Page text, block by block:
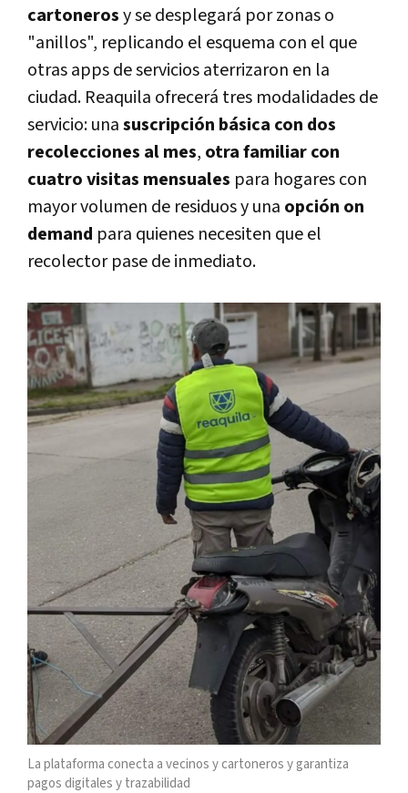
cartonerosy se desplegará por zonas o
"anillos", replicando el esquema con el que
otras apps de servicios aterrizaron en la
ciudad. Reaquila ofrecerá tres modalidades de
servicio: unasuscripción básica con dos
recolecciones al mes, otra familiar con
cuatro visitas mensuales para hogares con
mayor volumen de residuos y una opción on
demand para quienes necesiten que el
recolector pase de inmediato.
La plataforma conecta a vecinos y cartoneros y garantiza
pagos digitales y trazabilidad